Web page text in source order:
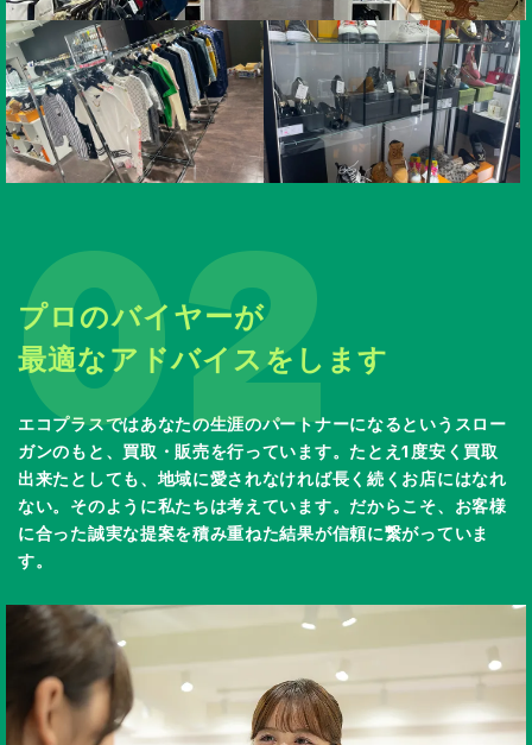
プロのバイヤーが
最適なアドバイスをします
エコプラスではあなたの生涯のパートナーになるというスロー
ガンのもと、買取・販売を行っています。たとえ1度安く買取
出来たとしても、地域に愛されなければ長く続くお店にはなれ
ない。そのように私たちは考えています。だからこそ、お客様
に合った誠実な提案を積み重ねた結果が信頼に繋がっていま
す。
02